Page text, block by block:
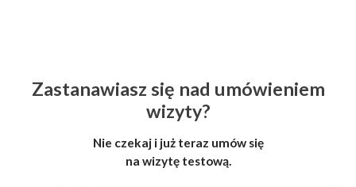
Zastanawiasz się nad umówieniem
wizyty?
Nie czekaj i już teraz umów się
na wizytę testową.